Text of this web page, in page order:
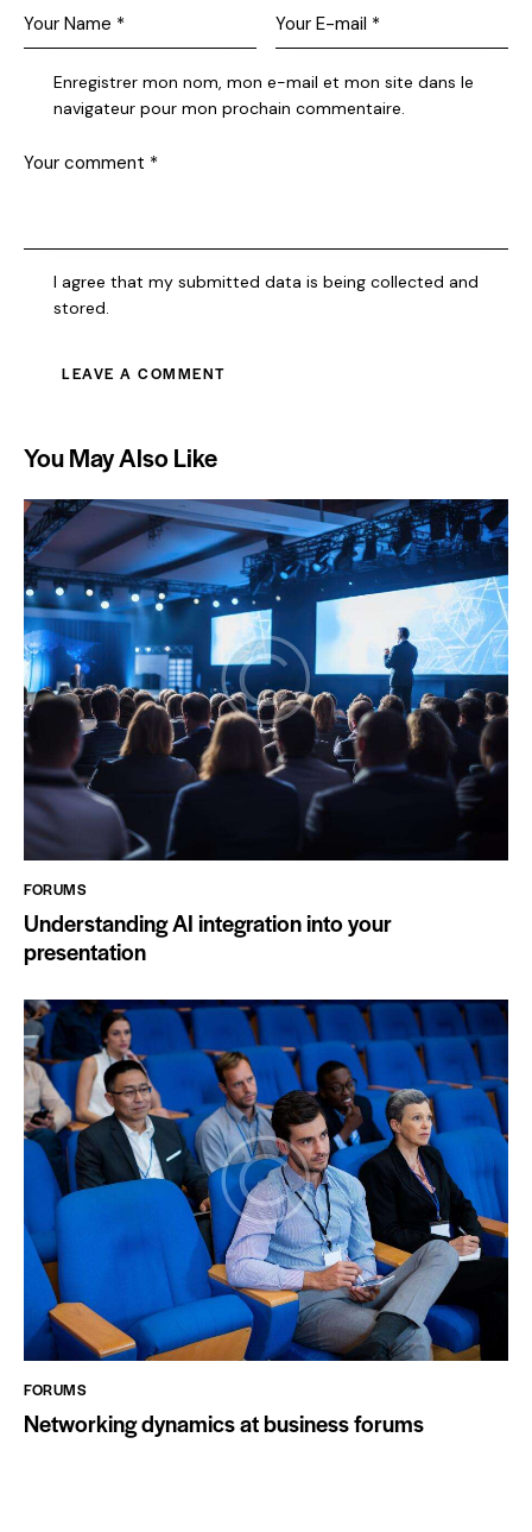
Enregistrer mon nom, mon e-mail et mon site dans le
navigateur pour mon prochain commentaire.
I agree that my submitted data is being collected and
stored.
You May Also Like
FORUMS
Understanding AI integration into your
presentation
FORUMS
Networking dynamics at business forums